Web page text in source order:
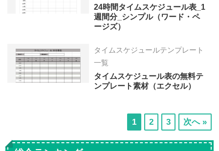
24時間タイムスケジュール表_1
週間分_シンプル（ワード・ペ
ージズ）
タイムスケジュールテンプレート
一覧
タイムスケジュール表の無料テ
ンプレート素材（エクセル）
次
1
次
2
次
3 次へ »